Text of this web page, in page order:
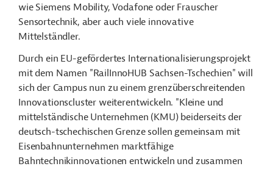
wie Siemens Mobility, Vodafone oder Frauscher
Sensortechnik, aber auch viele innovative
Mittelständler.
Durch ein EU-gefördertes Internationalisierungsprojekt
mit dem Namen "RailInnoHUB Sachsen-Tschechien" will
sich der Campus nun zu einem grenzüberschreitenden
Innovationscluster weiterentwickeln. "Kleine und
mittelständische Unternehmen (KMU) beiderseits der
deutsch-tschechischen Grenze sollen gemeinsam mit
Eisenbahnunternehmen marktfähige
Bahntechnikinnovationen entwickeln und zusammen